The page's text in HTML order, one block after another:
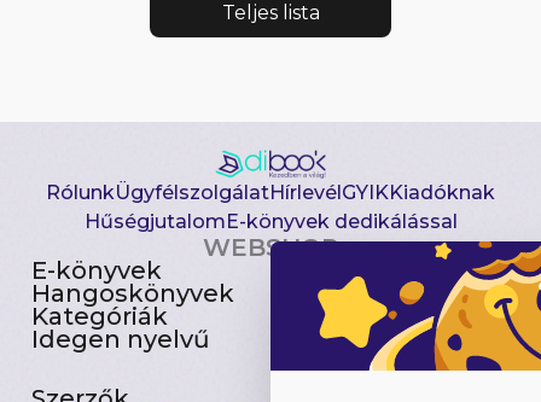
Teljes lista
RólunkÜgyfélszolgálatHírlevélGYIKKiadóknak
HűségjutalomE-könyvek dedikálással
WEBSHOP
E-könyvek
Hangoskönyvek
Kategóriák
Idegen nyelvű
Csomagajánlatok
Akciósak
Előjegyezhetők
Újdonságok